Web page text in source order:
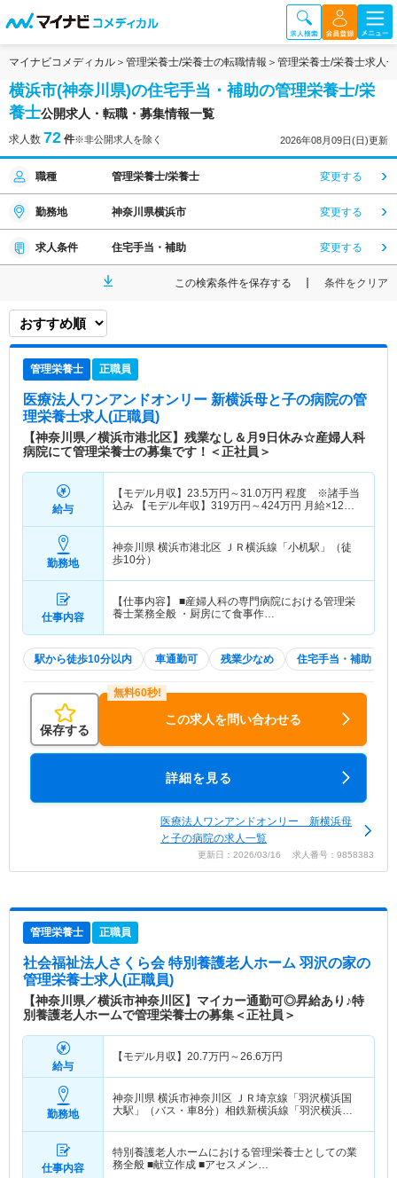
マイナビコメディカル 管理栄養士/栄養士の転職情報 管理栄養士/栄養士求人
横浜市(神奈川県)の住宅手当・補助の管理栄養士/栄
養士公開求人・転職・募集情報一覧
求人数 72 件※非公開求人を除く 2026年08月09日(日)更新
職種 管理栄養士/栄養士 変更する
勤務地 神奈川県横浜市 変更する
求人条件 住宅手当・補助 変更する
この検索条件を保存する 条件をクリア
管理栄養士 正職員
医療法人ワンアンドオンリー 新横浜母と子の病院の管
理栄養士求人(正職員)
【神奈川県／横浜市港北区】残業なし＆月9日休み☆産婦人科
病院にて管理栄養士の募集です！＜正社員＞
給与
【モデル月収】 23.5万円～31.0万円 程度 ※諸手当
込み 【モデル年収】 319万円～424万円 月給×12ヶ
勤務地
神奈川県 横浜市港北区 ＪＲ横浜線「小机駅」（徒
歩10分）
仕事内容
【仕事内容】 ■産婦人科の専門病院における管理栄
養士業務全般 ・厨房にて食事作…
駅から徒歩10分以内 車通勤可 残業少なめ 住宅手当・補助
保存する
この求人を問い合わせる
詳細を見る
医療法人ワンアンドオンリー 新横浜母
と子の病院の求人一覧
更新日：2026/03/16 求人番号：9858383
管理栄養士 正職員
社会福祉法人さくら会 特別養護老人ホーム 羽沢の家の
管理栄養士求人(正職員)
【神奈川県／横浜市神奈川区】マイカー通勤可◎昇給あり♪特
別養護老人ホームで管理栄養士の募集＜正社員＞
給与
【モデル月収】 20.7万円～26.6万円
勤務地
神奈川県 横浜市神奈川区 ＪＲ埼京線「羽沢横浜国
大駅」（バス・車8分）相鉄新横浜線「羽沢横浜国
仕事内容
特別養護老人ホームにおける管理栄養士としての業
務全般 ■献立作成 ■アセスメン…